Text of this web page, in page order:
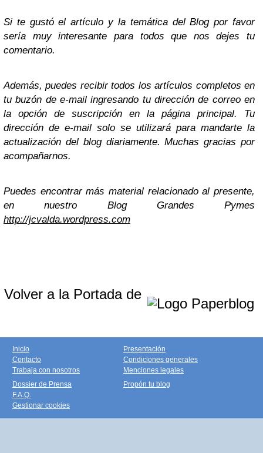
Si te gustó el artículo y la temática del Blog por favor
sería muy interesante para todos que nos dejes tu
comentario.
Además, puedes recibir todos los artículos completos en
tu buzón de e-mail ingresando tu dirección de correo en
la opción de suscripción en la página principal. Tu
dirección de e-mail solo se utilizará para mandarte la
actualización del blog diariamente. Muchas gracias por
acompañarnos.
Puedes encontrar más material relacionado al presente,
en nuestro Blog Grandes Pymes
http://jcvalda.wordpress.com
Volver a la Portada de
Inicio
Contacto
Trabaja con nosotros
Presentación
Condiciones generales
Menciones legales
Dossier de Prensa
F.A.Q.
Gestionar cookies
Propón tu blog